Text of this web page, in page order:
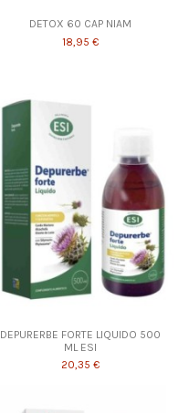
DETOX 60 CAP NIAM
18,95 €
DEPURERBE FORTE LIQUIDO 500
ML ESI
20,35 €